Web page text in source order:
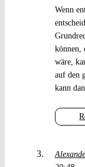
Wenn
können,
wäre,
auf den
kann